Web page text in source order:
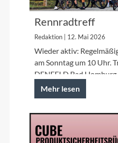
Rennradtreff
Redaktion | 12. Mai 2026
Wieder aktiv:
am Sonntag um 10 Uhr.
DENFELD Bad Homburg
Mehr lesen